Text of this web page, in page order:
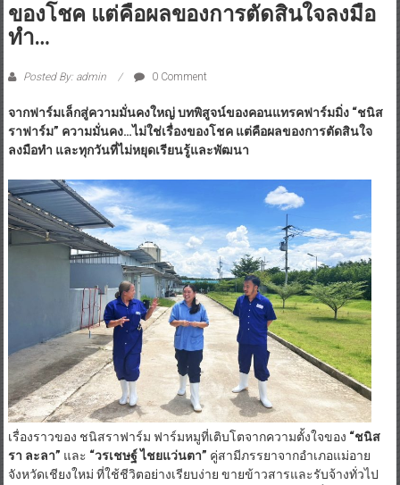
ของโชค แต่คือผลของการตัดสินใจลงมือ
ทำ…
Posted By: admin 0 Comment
จากฟาร์มเล็กสู่ความมั่นคงใหญ่ บทพิสูจน์ของคอนแทรคฟาร์มมิ่ง “ชนิส
ราฟาร์ม” ความมั่นคง…ไม่ใช่เรื่องของโชค แต่คือผลของการตัดสินใจ
ลงมือทำ และทุกวันที่ไม่หยุดเรียนรู้และพัฒนา
เรื่องราวของ ชนิสราฟาร์ม ฟาร์มหมูที่เติบโตจากความตั้งใจของ “ชนิส
รา ละลา” และ “วรเชษฐ์ ไชยแว่นตา” คู่สามีภรรยาจากอำเภอแม่อาย
จังหวัดเชียงใหม่ ที่ใช้ชีวิตอย่างเรียบง่าย ขายข้าวสารและรับจ้างทั่วไป